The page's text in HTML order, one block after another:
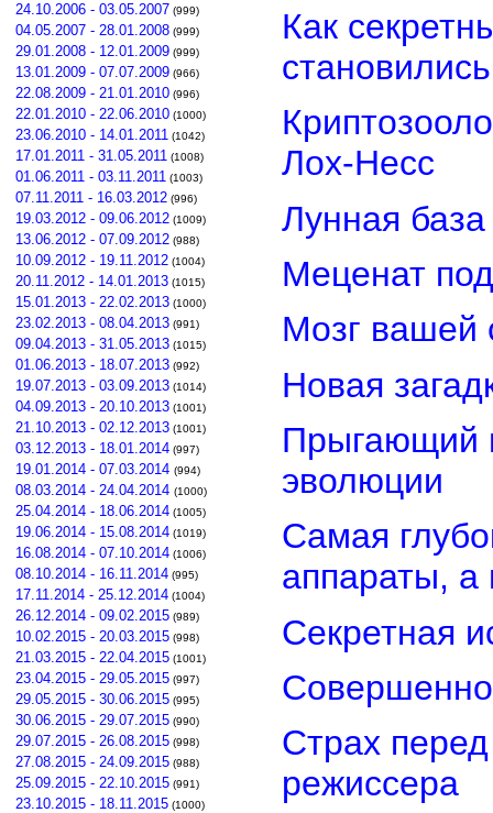
24.10.2006 - 03.05.2007 (999)
04.05.2007 - 28.01.2008 (999)
29.01.2008 - 12.01.2009 (999)
13.01.2009 - 07.07.2009 (966)
22.08.2009 - 21.01.2010 (996)
22.01.2010 - 22.06.2010 (1000)
23.06.2010 - 14.01.2011 (1042)
17.01.2011 - 31.05.2011 (1008)
01.06.2011 - 03.11.2011 (1003)
07.11.2011 - 16.03.2012 (996)
19.03.2012 - 09.06.2012 (1009)
13.06.2012 - 07.09.2012 (988)
10.09.2012 - 19.11.2012 (1004)
20.11.2012 - 14.01.2013 (1015)
15.01.2013 - 22.02.2013 (1000)
23.02.2013 - 08.04.2013 (991)
09.04.2013 - 31.05.2013 (1015)
01.06.2013 - 18.07.2013 (992)
19.07.2013 - 03.09.2013 (1014)
04.09.2013 - 20.10.2013 (1001)
21.10.2013 - 02.12.2013 (1001)
03.12.2013 - 18.01.2014 (997)
19.01.2014 - 07.03.2014 (994)
08.03.2014 - 24.04.2014 (1000)
25.04.2014 - 18.06.2014 (1005)
19.06.2014 - 15.08.2014 (1019)
16.08.2014 - 07.10.2014 (1006)
08.10.2014 - 16.11.2014 (995)
17.11.2014 - 25.12.2014 (1004)
26.12.2014 - 09.02.2015 (989)
10.02.2015 - 20.03.2015 (998)
21.03.2015 - 22.04.2015 (1001)
23.04.2015 - 29.05.2015 (997)
29.05.2015 - 30.06.2015 (995)
30.06.2015 - 29.07.2015 (990)
29.07.2015 - 26.08.2015 (998)
27.08.2015 - 24.09.2015 (988)
25.09.2015 - 22.10.2015 (991)
23.10.2015 - 18.11.2015 (1000)
Как
Лох-Несс
Лунная
Меценат
Мозг вашей
Новая
Прыгающий
эволюции
Самая
аппараты, а
Секретная
Страх
режиссера